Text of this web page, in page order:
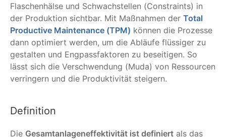
Flaschenhälse und Schwachstellen (Constraints) in
der Produktion sichtbar. Mit Maßnahmen der Total
Productive Maintenance (TPM) können die Prozesse
dann optimiert werden, um die Abläufe flüssiger zu
gestalten und Engpassfaktoren zu beseitigen. So
lässt sich die Verschwendung (Muda) von Ressourcen
verringern und die Produktivität steigern.
Definition
Die Gesamtanlageneffektivität ist definiert als das